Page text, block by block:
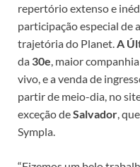
repertório extenso e
participação especial de
trajetória do Planet. A
da 30e , maior
vivo, e a venda de
partir de meio-dia, no
exceção deSalvador ,
Sympla.